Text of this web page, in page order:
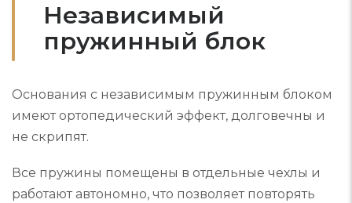
Независимый
пружинный блок
Основания с независимым пружинным блоком
имеют ортопедический эффект, долговечны и
не скрипят.
Все пружины помещены в отдельные чехлы и
работают автономно, что позволяет повторять